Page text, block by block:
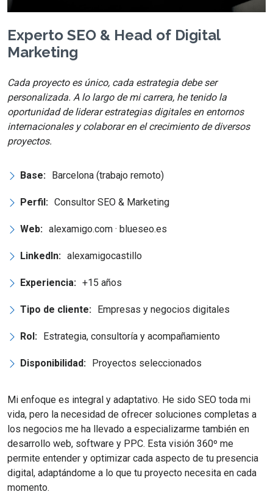
Experto SEO & Head of Digital
Marketing
Cada proyecto es único, cada estrategia debe ser
personalizada. A lo largo de mi carrera, he tenido la
oportunidad de liderar estrategias digitales en entornos
internacionales y colaborar en el crecimiento de diversos
proyectos.
Base: Barcelona (trabajo remoto)
Perfil: Consultor SEO & Marketing
Web: alexamigo.com · blueseo.es
LinkedIn: alexamigocastillo
Experiencia: +15 años
Tipo de cliente: Empresas y negocios digitales
Rol: Estrategia, consultoría y acompañamiento
Disponibilidad: Proyectos seleccionados
Mi enfoque es integral y adaptativo. He sido SEO toda mi
vida, pero la necesidad de ofrecer soluciones completas a
los negocios me ha llevado a especializarme también en
desarrollo web, software y PPC. Esta visión 360º me
permite entender y optimizar cada aspecto de tu presencia
digital, adaptándome a lo que tu proyecto necesita en cada
momento.